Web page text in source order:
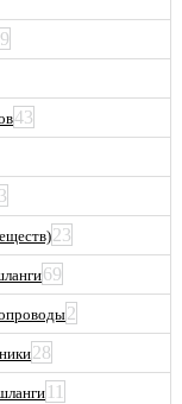
43
23
69
2
28
11